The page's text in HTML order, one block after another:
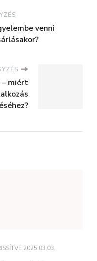
venni
– miért
2025.03.03.